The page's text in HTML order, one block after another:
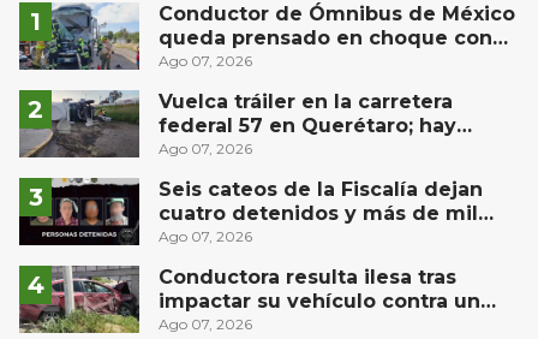
Conductor de Ómnibus de México
queda prensado en choque con
materialista en San Juan del Río
Ago 07, 2026
Vuelca tráiler en la carretera
federal 57 en Querétaro; hay
derrame de combustible
Ago 07, 2026
Seis cateos de la Fiscalía dejan
cuatro detenidos y más de mil
dosis aseguradas en Querétaro
Ago 07, 2026
Conductora resulta ilesa tras
impactar su vehículo contra un
muro en Huimilpan
Ago 07, 2026